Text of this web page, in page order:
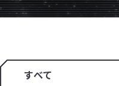
すべて